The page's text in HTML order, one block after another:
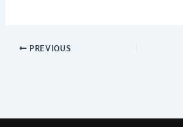
PREVIOUS